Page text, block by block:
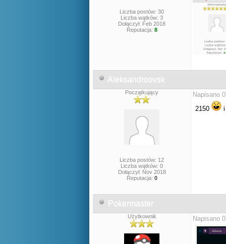
Liczba postów: 30
Liczba wątków: 3
Dołączył: Feb 2018
Reputacja: 8
Aleksandroovsk
Początkujący
Liczba postów: 12
Liczba wątków: 0
Dołączył: Nov 2018
Reputacja: 0
Napisano
2150
i
Pokermaster
Użytkownik Napisano